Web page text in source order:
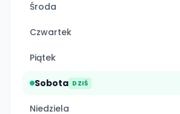
Środa
Czwartek
Piątek
Sobota DZIŚ
Niedziela